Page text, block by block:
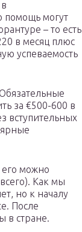
помощь могут
– то есть
в месяц плюс
успеваемость
за €500-600 в
вступительных
его можно
Как мы
но к началу
После
в стране.